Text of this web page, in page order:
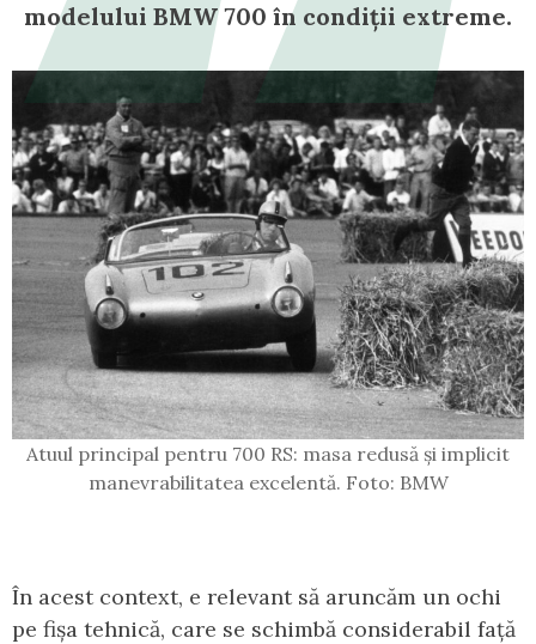
modelului BMW 700 în condiții extreme.
Atuul principal pentru 700 RS: masa redusă și implicit
manevrabilitatea excelentă. Foto: BMW
În acest context, e relevant să aruncăm un ochi
pe fișa tehnică, care se schimbă considerabil față